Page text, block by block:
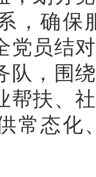
，确保
党员结
队，围
帮扶、
常态化